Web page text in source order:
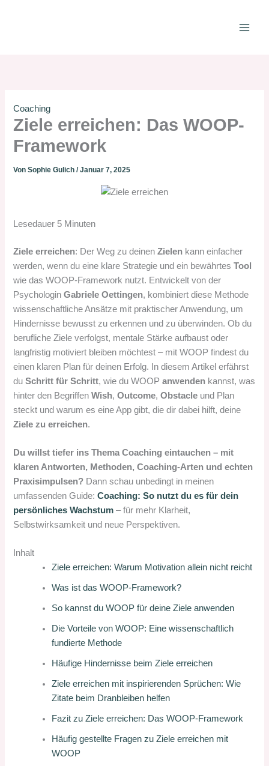
Coaching
Ziele erreichen: Das WOOP-
Framework
VonSophie Gulich/Januar 7, 2025
Lesedauer 5 Minuten
Ziele erreichen: Der Weg zu deinenZielen kann einfacher
werden, wenn du eine klare Strategie und ein bewährtesTool
wie das WOOP-Framework nutzt. Entwickelt von der
PsychologinGabriele Oettingen, kombiniert diese Methode
wissenschaftliche Ansätze mit praktischer Anwendung, um
Hindernisse bewusst zu erkennen und zu überwinden. Ob du
berufliche Ziele verfolgst, mentale Stärke aufbaust oder
langfristig motiviert bleiben möchtest – mit WOOP findest du
einen klaren Plan für deinen Erfolg. In diesem Artikel erfährst
duSchritt für Schritt, wie du WOOPanwenden kannst, was
hinter den BegriffenWish,Outcome,Obstacle und Plan
steckt und warum es eine App gibt, die dir dabei hilft, deine
Ziele zu erreichen.
Du willst tiefer ins Thema Coaching eintauchen – mit
klaren Antworten, Methoden, Coaching-Arten und echten
Praxisimpulsen? Dann schau unbedingt in meinen
umfassenden Guide:Coaching: So nutzt du es für dein
persönliches Wachstum – für mehr Klarheit,
Selbstwirksamkeit und neue Perspektiven.
Inhalt
Ziele erreichen: Warum Motivation allein nicht reicht
Was ist das WOOP-Framework?
So kannst du WOOP für deine Ziele anwenden
Die Vorteile von WOOP: Eine wissenschaftlich
fundierte Methode
Häufige Hindernisse beim Ziele erreichen
Ziele erreichen mit inspirierenden Sprüchen: Wie
Zitate beim Dranbleiben helfen
Fazit zu Ziele erreichen: Das WOOP-Framework
Häufig gestellte Fragen zu Ziele erreichen mit
WOOP